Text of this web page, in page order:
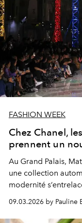
FASHION WEEK
Chez Chanel,
prennent un
Au Grand Palais,
une collection
modernité
résolument
09.03.2026 by Pauline